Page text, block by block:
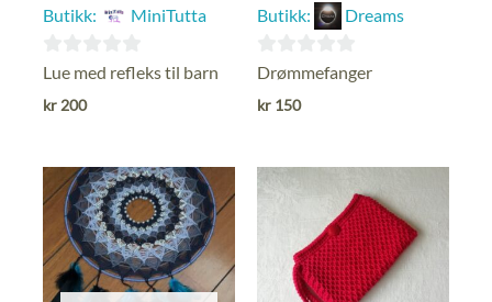
Butikk: MiniTutta
0
ut
Lue med refleks til barn
kr 200
Butikk: Dreams
0
ut
Drømmefanger
kr 150